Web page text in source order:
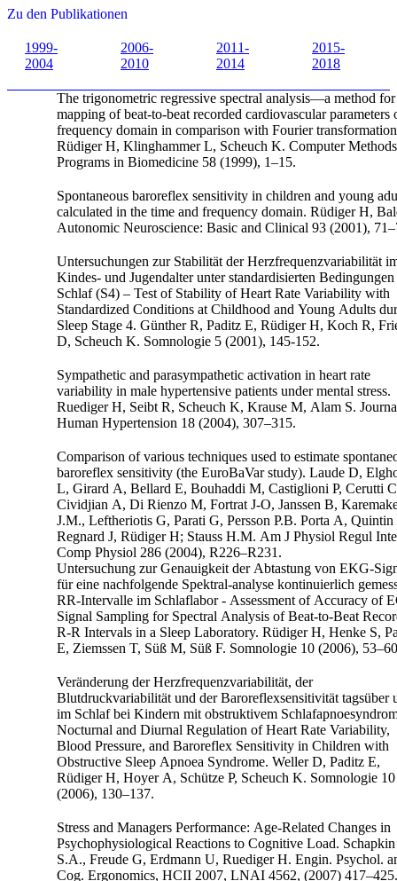
Zu den Publikationen
1999-
2004
2006-
2010
2011-
2014
2015-
2018
The trigonometric regressive spectral analysis—a method for
mapping of beat-to-beat recorded cardiovascular parameters
frequency domain in comparison with Fourier
Rüdiger H, Klinghammer L, Scheuch K. Computer
Programs in Biomedicine 58 (1999), 1–15.
Spontaneous baroreflex sensitivity in children and young
calculated in the time and frequency domain. Rüdiger H,
Autonomic Neuroscience: Basic and Clinical 93 (2001),
Untersuchungen zur Stabilität der Herzfrequenzvariabilität
Kindes- und Jugendalter unter standardisierten
Schlaf (S4) – Test of Stability of Heart Rate Variability with
Standardized Conditions at Childhood and Young Adults
Sleep Stage 4. Günther R, Paditz E, Rüdiger H, Koch R,
D, Scheuch K. Somnologie 5 (2001), 145-152.
Sympathetic and parasympathetic activation in heart rate
variability in male hypertensive patients under mental stress.
Ruediger H, Seibt R, Scheuch K, Krause M, Alam S.
Human Hypertension 18 (2004), 307–315.
Comparison of various techniques used to estimate
baroreflex sensitivity (the EuroBaVar study). Laude D,
L, Girard A, Bellard E, Bouhaddi M, Castiglioni P, Cerutti C,
Cividjian A, Di Rienzo M, Fortrat J-O, Janssen B, Karemaker
J.M., Leftheriotis G, Parati G, Persson P.B. Porta A, Quintin L,
Regnard J, Rüdiger H; Stauss H.M. Am J Physiol Regul
Comp Physiol 286 (2004), R226–R231.
Untersuchung zur Genauigkeit der Abtastung von EKG-
für eine nachfolgende Spektral-analyse kontinuierlich
RR-Intervalle im Schlaflabor - Assessment of Accuracy of
Signal Sampling for Spectral Analysis of Beat-to-Beat
R-R Intervals in a Sleep Laboratory. Rüdiger H, Henke S, Paditz
E, Ziemssen T, Süß M, Süß F. Somnologie 10 (2006),
Veränderung der Herzfrequenzvariabilität, der
Blutdruckvariabilität und der Baroreflexsensitivität tagsüber
im Schlaf bei Kindern mit obstruktivem
Nocturnal and Diurnal Regulation of Heart Rate Variability,
Blood Pressure, and Baroreflex Sensitivity in Children with
Obstructive Sleep Apnoea Syndrome. Weller D, Paditz E,
Rüdiger H, Hoyer A, Schütze P, Scheuch K. Somnologie 10
(2006), 130–137.
Stress and Managers Performance: Age-Related Changes in
Psychophysiological Reactions to Cognitive Load. Schapkin
S.A., Freude G, Erdmann U, Ruediger H. Engin. Psychol.
Cog. Ergonomics, HCII 2007, LNAI 4562, (2007) 417–425.